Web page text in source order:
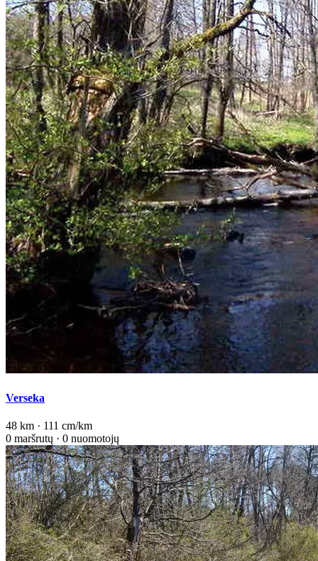
Verseka
48 km · 111 cm/km
0 maršrutų · 0 nuomotojų